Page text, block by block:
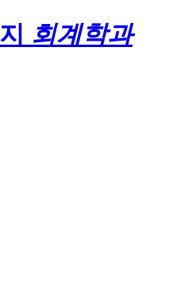
회계학과